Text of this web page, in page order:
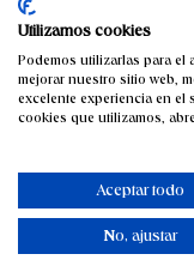
Desarrollo Infantil
Explorando el Método
Montessori es conocido
Utilizamos cookies
Podemos utilizarlas para el
mejorar nuestro sitio web,
excelente experiencia en el
cookies que utilizamos,
Aceptar todo
No, ajustar